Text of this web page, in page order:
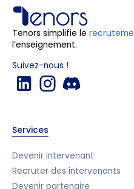
Tenors simplifie le
l’enseignement.
Suivez-nous !
Services
Devenir intervenant
Recruter des intervenants
Devenir partenaire